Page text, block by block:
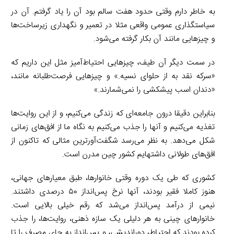
به خاطر دارم وقتی حدود هفت سالم بود آن را یاد گرفتم. آن در
سیاستگذاری عمومی واقعی مثلا در تعمیر و نگهداری زیرساخت‌ها
و چیزهایی مانند آن بکار گرفته می‌شود.
در سمت دیگر آن طیف، چیزهایی احتیاط‌آمیز مثل این داریم که
«سرکه نقد به از حلوای نسیه.» و چیزهایی فرصت‌طلبانه مانند،
«دندان اسب پیشکشی را‌ نمی‌شمارند.»
بنابراین دقیقا درون جامعه‌‌ای که زندگی می‌کنیم، و از این روایت‌ها
تغذیه می‌کنیم و آنها را جذب می‌کنیم به نگاه ما از افق‌های زمانی
شکل می‌دهد. به نظر می‌رسد شگفت‌آورترین مثالی که تاکنون از
افق‌های طولانی داشته‎ایم کشور چین مدرن است.
کشوری که طی یک دوره وقتی خانوارها، طبق معیارهای جهانی،
هنوز کاملا فقیر بودند، آنها نرخ پس‌‌انداز ۵۰ درصدی داشتند.
نیمی از درآمد پس‌‌انداز می‌شد که رقم خیلی بالایی است.
خانوارهای چینی به هر دلیلی یک سازه ذهنی، روایت‌ها، را جذب